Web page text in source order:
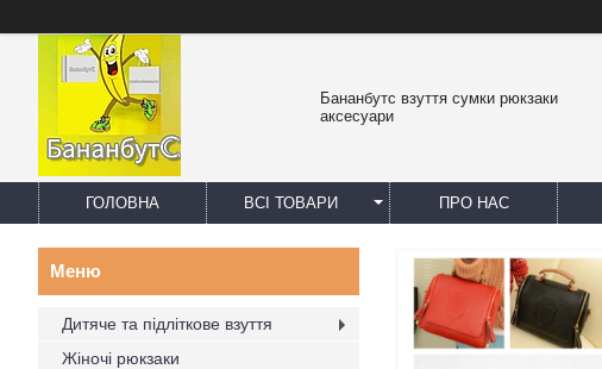
Бананбутс взуття сумки рюкзаки
аксесуари
ГОЛОВНА ВСІ ТОВАРИ ПРО НАС
Дитяче та підліткове взуття
Жіночі рюкзаки